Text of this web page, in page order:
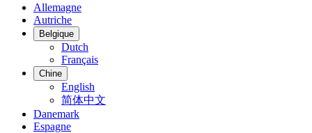
Allemagne
Autriche
Belgique
Dutch
Français
Chine
English
简体中文
Danemark
Espagne